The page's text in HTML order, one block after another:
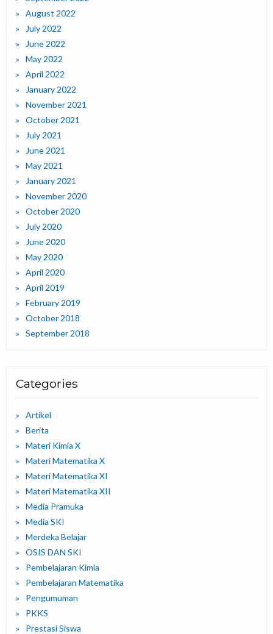
August 2022
July 2022
June 2022
May 2022
April 2022
January 2022
November 2021
October 2021
July 2021
June 2021
May 2021
January 2021
November 2020
October 2020
July 2020
June 2020
May 2020
April 2020
April 2019
February 2019
October 2018
September 2018
Categories
Artikel
Berita
Materi Kimia X
Materi Matematika X
Materi Matematika XI
Materi Matematika XII
Media Pramuka
Media SKI
Merdeka Belajar
OSIS DAN SKI
Pembelajaran Kimia
Pembelajaran Matematika
Pengumuman
PKKS
Prestasi Siswa